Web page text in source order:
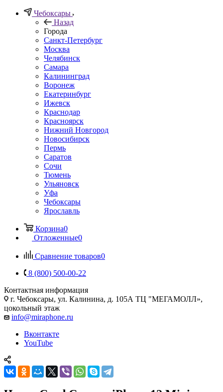
Чебоксары
Назад
Города
Санкт-Петербург
Москва
Челябинск
Самара
Калининград
Воронеж
Екатеринбург
Ижевск
Краснодар
Красноярск
Нижний Новгород
Новосибирск
Пермь
Саратов
Сочи
Тюмень
Ульяновск
Уфа
Чебоксары
Ярославль
Корзина0
Отложенные0
Сравнение товаров0
8 (800) 500-00-22
Контактная информация
г. Чебоксары, ул. Калинина, д. 105А ТЦ "МЕГАМОЛЛ»,
цокольный этаж
info@miraphone.ru
Вконтакте
YouTube